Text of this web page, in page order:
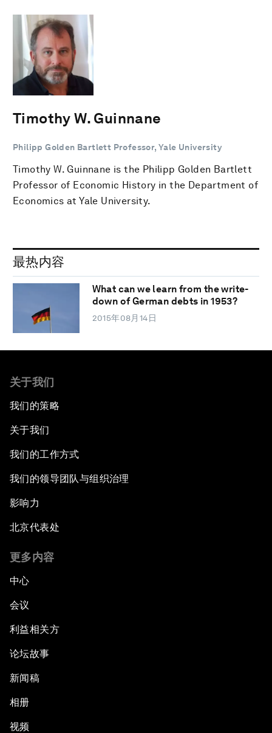
Timothy W. Guinnane
Philipp Golden Bartlett Professor, Yale University
Timothy W. Guinnane is the Philipp Golden Bartlett
Professor of Economic History in the Department of
Economics at Yale University.
最热内容
What can we learn from the write-
down of German debts in 1953?
2015年08月14日
关于我们
我们的策略
关于我们
我们的工作方式
我们的领导团队与组织治理
影响力
北京代表处
更多内容
中心
会议
利益相关方
论坛故事
新闻稿
相册
视频